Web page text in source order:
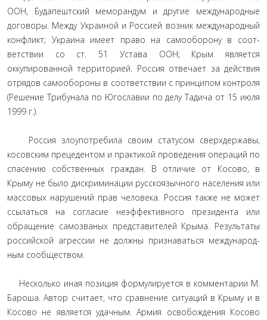
ООН, Будапештский меморандум и другие международные
договоры. Между Украиной и Россией возник международ­ный
конфликт; Украина имеет право на самооборону в соот­
ветствии со ст. 51 Устава ООН; Крым является
оккупированной территорией. Россия отвечает за действия
отрядов самооборо­ны в соответствии с принципом контроля
(Решение Трибуна­ла по Югославии по делу Тадича от 15 июля
1999 г.).
Россия злоупотребила своим статусом сверхдержавы,
косовским прецедентом и практикой проведения операций по
спасению собственных граждан. В отличие от Косово, в
Крыму не было дискриминации русскоязычного населения или
массовых нарушений прав человека. Россия также не мо­жет
ссылаться на согласие неэффективного президента или
обращение самозваных представителей Крыма. Результаты
российской агрессии не должны признаваться международ­
ным сообществом.
Несколько иная позиция формулируется в комментарии М.
Бароша. Автор считает, что сравнение ситуаций в Крыму и в
Косово не является удачным. Армия освобождения Косово